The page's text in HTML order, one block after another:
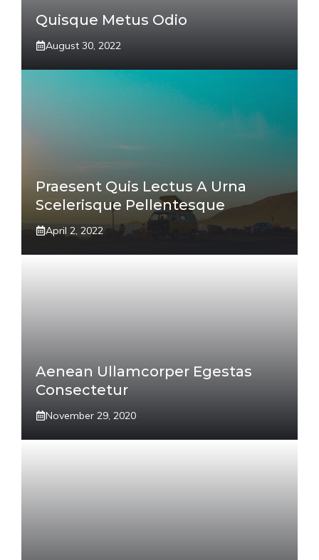
Quisque Metus Odio
August 30, 2022
Praesent Quis Lectus A Urna
Scelerisque Pellentesque
April 2, 2022
Aenean Ullamcorper Egestas
Consectetur
November 29, 2020